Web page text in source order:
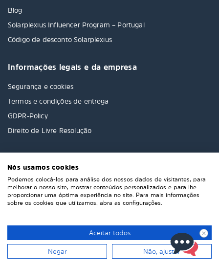
Blog
Solarplexius Influencer Program – Portugal
Código de desconto Solarplexius
Informações legais e da empresa
Segurança e cookies
Termos e condições de entrega
GDPR-Policy
Direito de Livre Resolução
Nós usamos cookies
Podemos colocá-los para análise dos nossos dados de visitantes, para
melhorar o nosso site, mostrar conteúdos personalizados e para lhe
proporcionar uma óptima experiência no site. Para mais informações
sobre os cookies que utilizamos, abra as configurações.
Aceitar todos
Negar Não, ajustar